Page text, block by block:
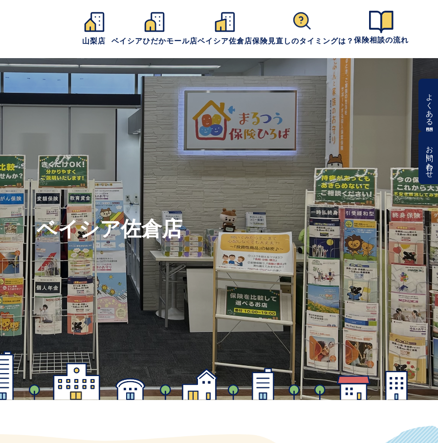
山梨店 ベイシアひだかモール店ベイシア佐倉店保険見直しのタイミングは？ 保険相談の流れ
よくある質問
お問い合わせ
ベイシア佐倉店